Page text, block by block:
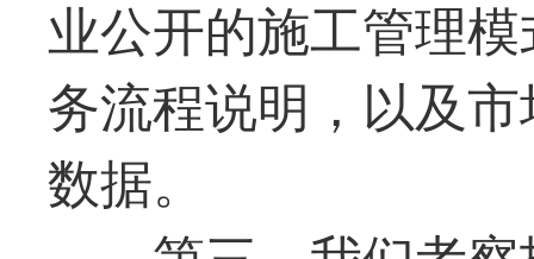
业公开的施工管理
务流程说明，以及
数据。